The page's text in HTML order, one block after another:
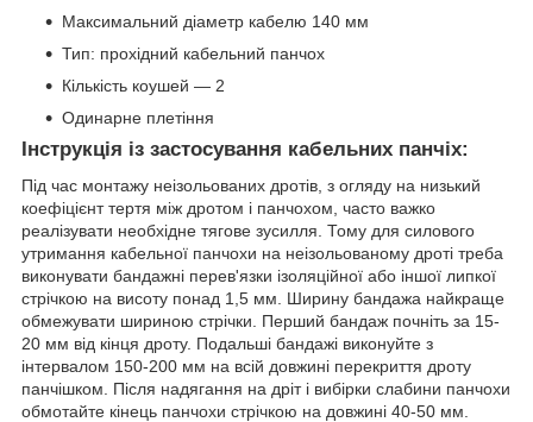
Максимальний діаметр кабелю 140 мм
Тип: прохідний кабельний панчох
Кількість коушей — 2
Одинарне плетіння
Інструкція із застосування кабельних панчіх:
Під час монтажу неізольованих дротів, з огляду на низький
коефіцієнт тертя між дротом і панчохом, часто важко
реалізувати необхідне тягове зусилля. Тому для силового
утримання кабельної панчохи на неізольованому дроті треба
виконувати бандажні перев'язки ізоляційної або іншої липкої
стрічкою на висоту понад 1,5 мм. Ширину бандажа найкраще
обмежувати шириною стрічки. Перший бандаж почніть за 15-
20 мм від кінця дроту. Подальші бандажі виконуйте з
інтервалом 150-200 мм на всій довжині перекриття дроту
панчішком. Після надягання на дріт і вибірки слабини панчохи
обмотайте кінець панчохи стрічкою на довжині 40-50 мм.